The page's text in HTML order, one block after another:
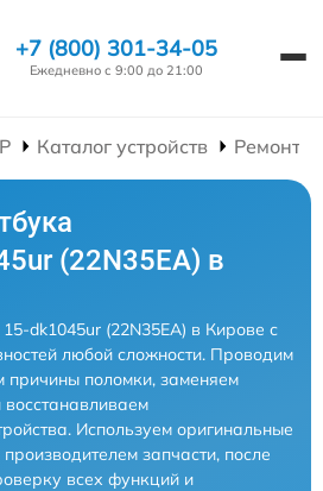
+7 (800) 301-34-05
Ежедневно с 9:00 до 21:00
Каталог устройств Ремонт
(22N35EA) в
dk1045ur (22N35EA) в Кирове с
любой сложности. Проводим
причины поломки, заменяем
Используем оригинальные
запчасти, после
всех функций и